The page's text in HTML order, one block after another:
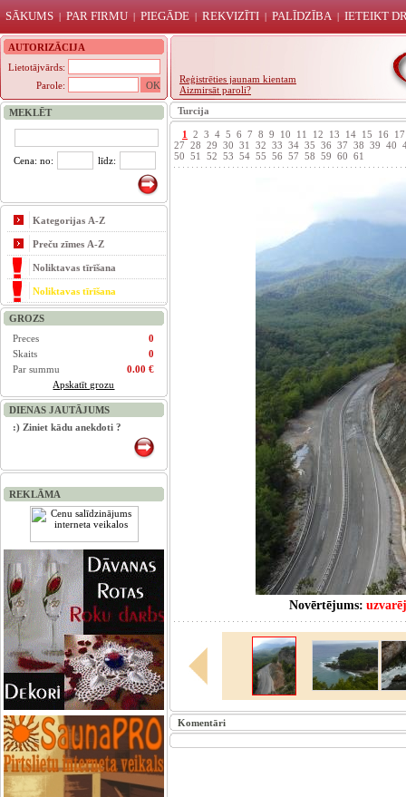
SĀKUMS | PAR FIRMU| PIEGĀDE | REKVIZĪTI | PALĪDZĪBA | IETEIKT
AUTORIZĀCIJA
Lietotājvārds:
Parole:
Reģistrēties jaunam kientam
Aizmirsāt paroli?
MEKLĒT
Cena: no: līdz:
Kategorijas A-Z
Preču zīmes A-Z
Noliktavas tīrīšana
Noliktavas tīrīšana
GROZS
Preces
0
Skaits
0
Par summu
0.00 €
Apskatīt grozu
DIENAS JAUTĀJUMS
:) Ziniet kādu anekdoti ?
REKLĀMA
Turcija
1 2 3 4 5 6 7 8 9 10 11 12 13 14 15 16
17
27 28 29 30 31 32 33 34 35 36 37 38 39 40
50 51 52 53 54 55 56 57 58 59 60 61
Novērtējums:
Komentāri